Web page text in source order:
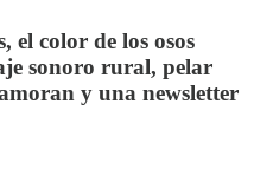
el color de los osos
sonoro rural, pelar
y una newsletter